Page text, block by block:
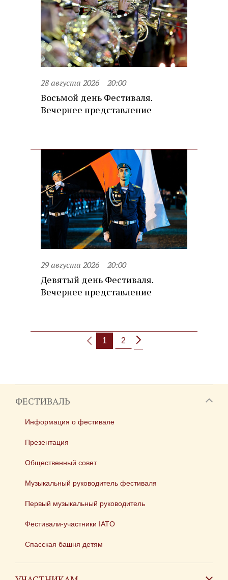
28 августа 2026 20:00
Восьмой день Фестиваля.
Вечернее представление
29 августа 2026 20:00
Девятый день Фестиваля.
Вечернее представление
1 2
ФЕСТИВАЛЬ
Информация о фестивале
Презентация
Общественный совет
Музыкальный руководитель фестиваля
Первый музыкальный руководитель
Фестивали-участники IATO
Спасская башня детям